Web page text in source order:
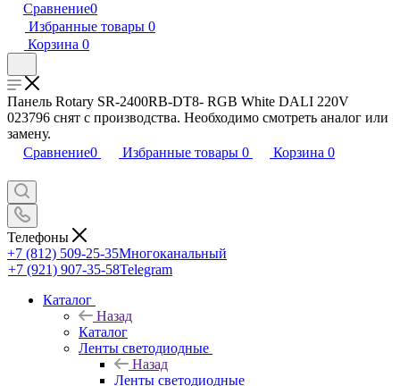
Сравнение0
Избранные товары 0
Корзина 0
Панель Rotary SR-2400RB-DT8- RGB White DALI 220V
023796 снят с производства. Необходимо смотреть аналог или
замену.
Сравнение0 Избранные товары 0 Корзина 0
Телефоны
+7 (812) 509-25-35Многоканальный
+7 (921) 907-35-58Telegram
Каталог
Назад
Каталог
Ленты светодиодные
Назад
Ленты светодиодные